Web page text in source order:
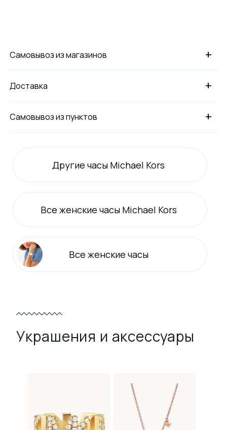
+
Самовывоз из магазинов
+
Доставка
+
Самовывоз из пунктов
Другие часы Michael Kors
Все женские часы Michael Kors
Все женские часы
Украшения и аксессуары